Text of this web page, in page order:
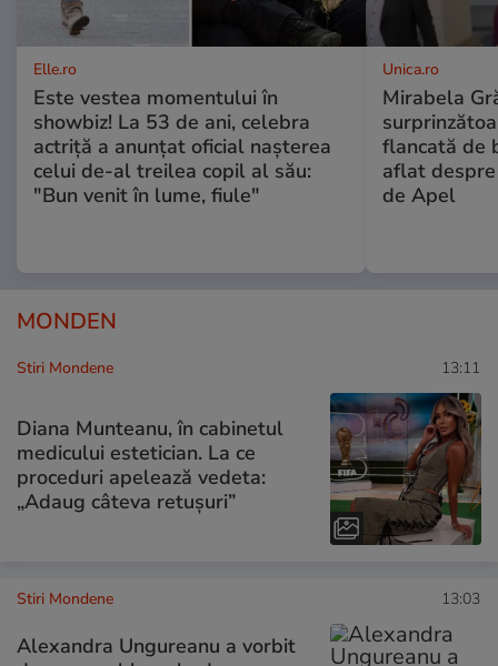
Elle.ro
Este vestea momentului în
showbiz! La 53 de ani, celebra
actriță a anunțat oficial nașterea
celui de-al treilea copil al său:
"Bun venit în lume, fiule"
Unica.ro
Mirabela
flancată de
aflat
de Apel
MONDEN
Stiri Mondene 13:11
Diana Munteanu, în cabinetul
medicului estetician. La ce
proceduri apelează vedeta:
„Adaug câteva retușuri”
Stiri Mondene 13:03
Alexandra Ungureanu a vorbit